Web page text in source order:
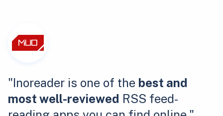
"Inoreader is one of the best and
most well-reviewed RSS feed-